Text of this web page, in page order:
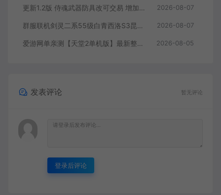
更新1.2版 侍魂武器防具改可交易 增加掉落和在线奖励 DNF70星月侍魂联机版 新版技能 丰富异次元技能装备词条 护石 辟邪玉 皮肤外观 BUFF技能徽章 史诗装备特效徽章 技能宝珠等 在线点 装备靠爆 2026-08-07
群服联机剑灵二系55级白青西洛S3昆仑版 在线点券 每日礼包 复古玩法 2026-08-07
爱游网单亲测【天堂2单机版】最新整理水龙法利昂带假人商业端制作单机 内置多功能GM控制台 可发物品装备 虚拟机一键端 视频安装教学 2026-08-05
发表评论 暂无评论
登录后评论